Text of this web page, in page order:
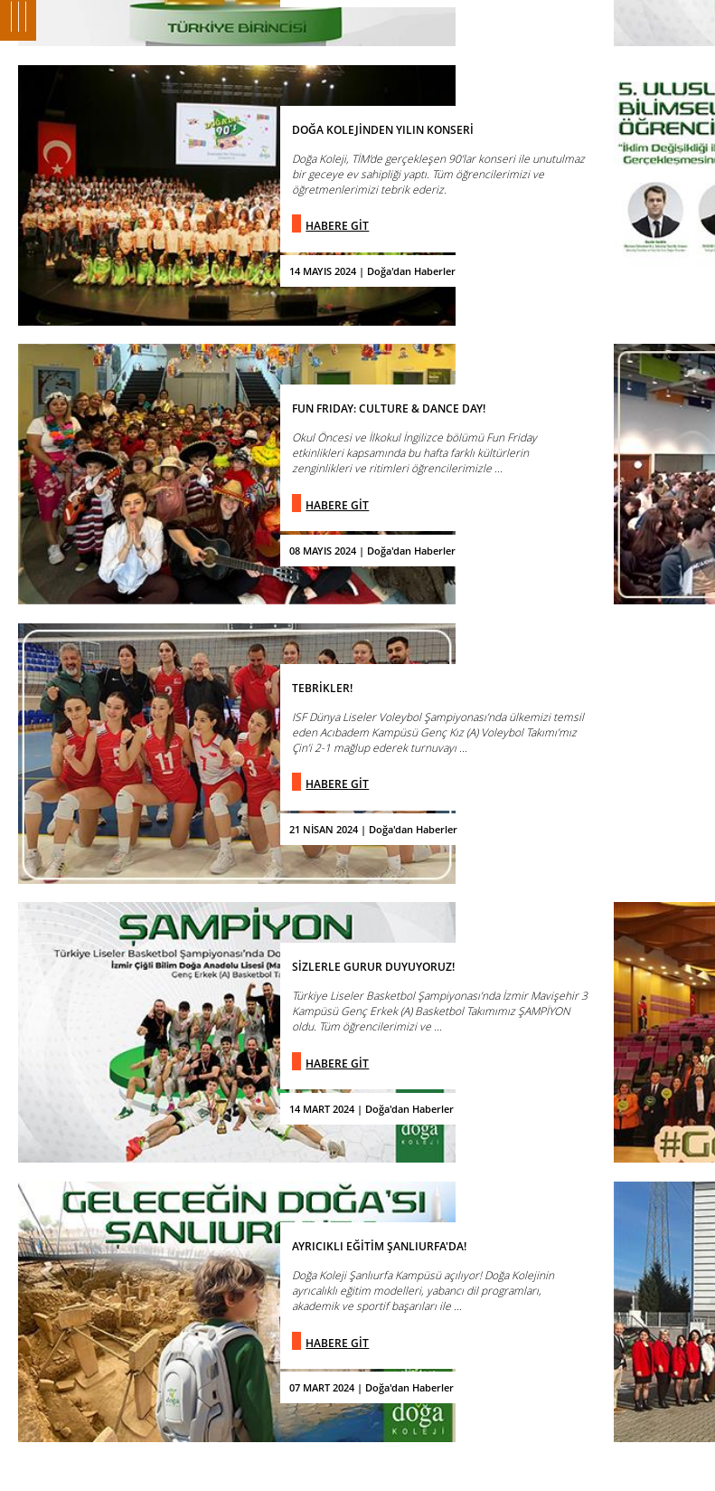
14 MAYIS 2024 | Doğa'dan Haberler
DOĞA KOLEJİNDEN YILIN KONSERİ
Doğa Koleji, TİM'de gerçekleşen 90’lar konseri ile unutulmaz
bir geceye ev sahipliği yaptı. Tüm öğrencilerimizi ve
öğretmenlerimizi tebrik ederiz.
HABERE GİT
08 MAYIS 2024 | Doğa'dan Haberler
FUN FRIDAY: CULTURE & DANCE DAY!
Okul Öncesi ve İlkokul İngilizce bölümü Fun Friday
etkinlikleri kapsamında bu hafta farklı kültürlerin
zenginlikleri ve ritimleri öğrencilerimizle ...
HABERE GİT
21 NİSAN 2024 | Doğa'dan Haberler
TEBRİKLER!
ISF Dünya Liseler Voleybol Şampiyonası’nda ülkemizi temsil
eden Acıbadem Kampüsü Genç Kız (A) Voleybol Takımı’mız
Çin’i 2-1 mağlup ederek turnuvayı ...
HABERE GİT
14 MART 2024 | Doğa'dan Haberler
SİZLERLE GURUR DUYUYORUZ!
Türkiye Liseler Basketbol Şampiyonası’nda İzmir Mavişehir 3
Kampüsü Genç Erkek (A) Basketbol Takımımız ŞAMPİYON
oldu. Tüm öğrencilerimizi ve ...
HABERE GİT
07 MART 2024 | Doğa'dan Haberler
AYRICIKLI EĞİTİM ŞANLIURFA'DA!
Doğa Koleji Şanlıurfa Kampüsü açılıyor! Doğa Kolejinin
ayrıcalıklı eğitim modelleri, yabancı dil programları,
akademik ve sportif başarıları ile ...
HABERE GİT